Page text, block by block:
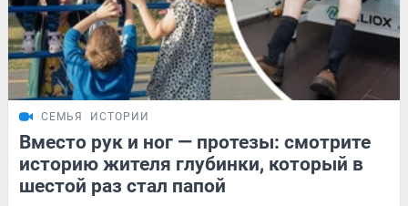
СЕМЬЯ ИСТОРИИ
Вместо рук и ног — протезы: смотрите
историю жителя глубинки, который в
шестой раз стал папой